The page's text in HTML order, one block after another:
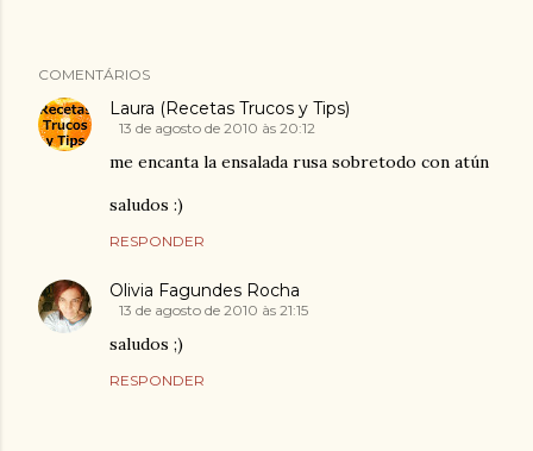
COMENTÁRIOS
Laura (Recetas Trucos y Tips)
13 de agosto de 2010 às 20:12
me encanta la ensalada rusa sobretodo con atún
saludos :)
RESPONDER
Olivia Fagundes Rocha
13 de agosto de 2010 às 21:15
saludos ;)
RESPONDER